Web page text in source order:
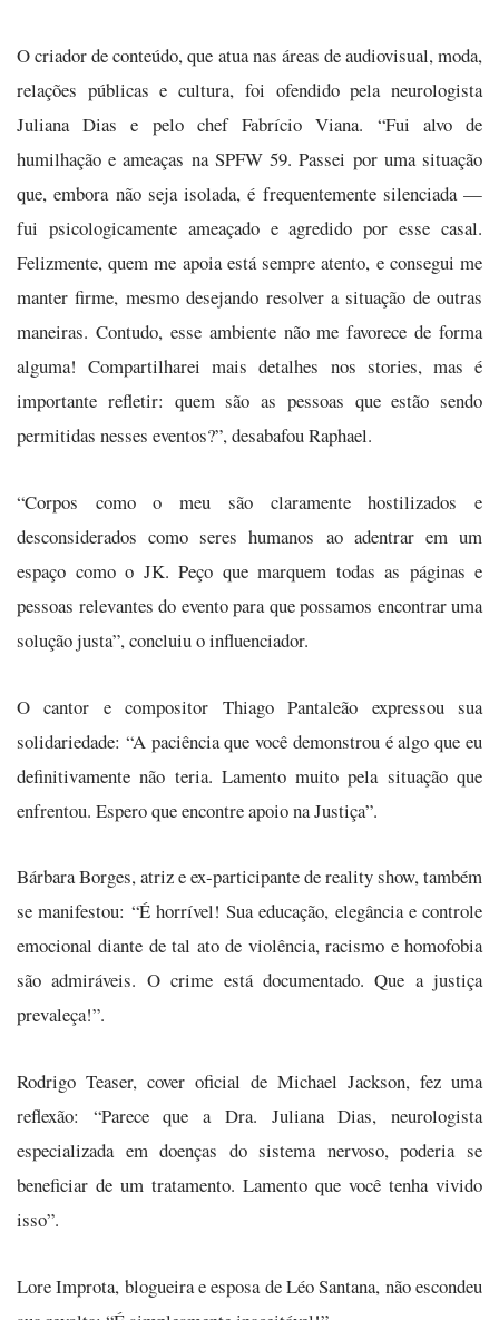
O criador de conteúdo, que atua nas áreas de audiovisual, moda,
relações públicas e cultura, foi ofendido pela neurologista
Juliana Dias e pelo chef Fabrício Viana. “Fui alvo de
humilhação e ameaças na SPFW 59. Passei por uma situação
que, embora não seja isolada, é frequentemente silenciada —
fui psicologicamente ameaçado e agredido por esse casal.
Felizmente, quem me apoia está sempre atento, e consegui me
manter firme, mesmo desejando resolver a situação de outras
maneiras. Contudo, esse ambiente não me favorece de forma
alguma! Compartilharei mais detalhes nos stories, mas é
importante refletir: quem são as pessoas que estão sendo
permitidas nesses eventos?”, desabafou Raphael.
“Corpos como o meu são claramente hostilizados e
desconsiderados como seres humanos ao adentrar em um
espaço como o JK. Peço que marquem todas as páginas e
pessoas relevantes do evento para que possamos encontrar uma
solução justa”, concluiu o influenciador.
O cantor e compositor Thiago Pantaleão expressou sua
solidariedade: “A paciência que você demonstrou é algo que eu
definitivamente não teria. Lamento muito pela situação que
enfrentou. Espero que encontre apoio na Justiça”.
Bárbara Borges, atriz e ex-participante de reality show, também
se manifestou: “É horrível! Sua educação, elegância e controle
emocional diante de tal ato de violência, racismo e homofobia
são admiráveis. O crime está documentado. Que a justiça
prevaleça!”.
Rodrigo Teaser, cover oficial de Michael Jackson, fez uma
reflexão: “Parece que a Dra. Juliana Dias, neurologista
especializada em doenças do sistema nervoso, poderia se
beneficiar de um tratamento. Lamento que você tenha vivido
isso”.
Lore Improta, blogueira e esposa de Léo Santana, não escondeu